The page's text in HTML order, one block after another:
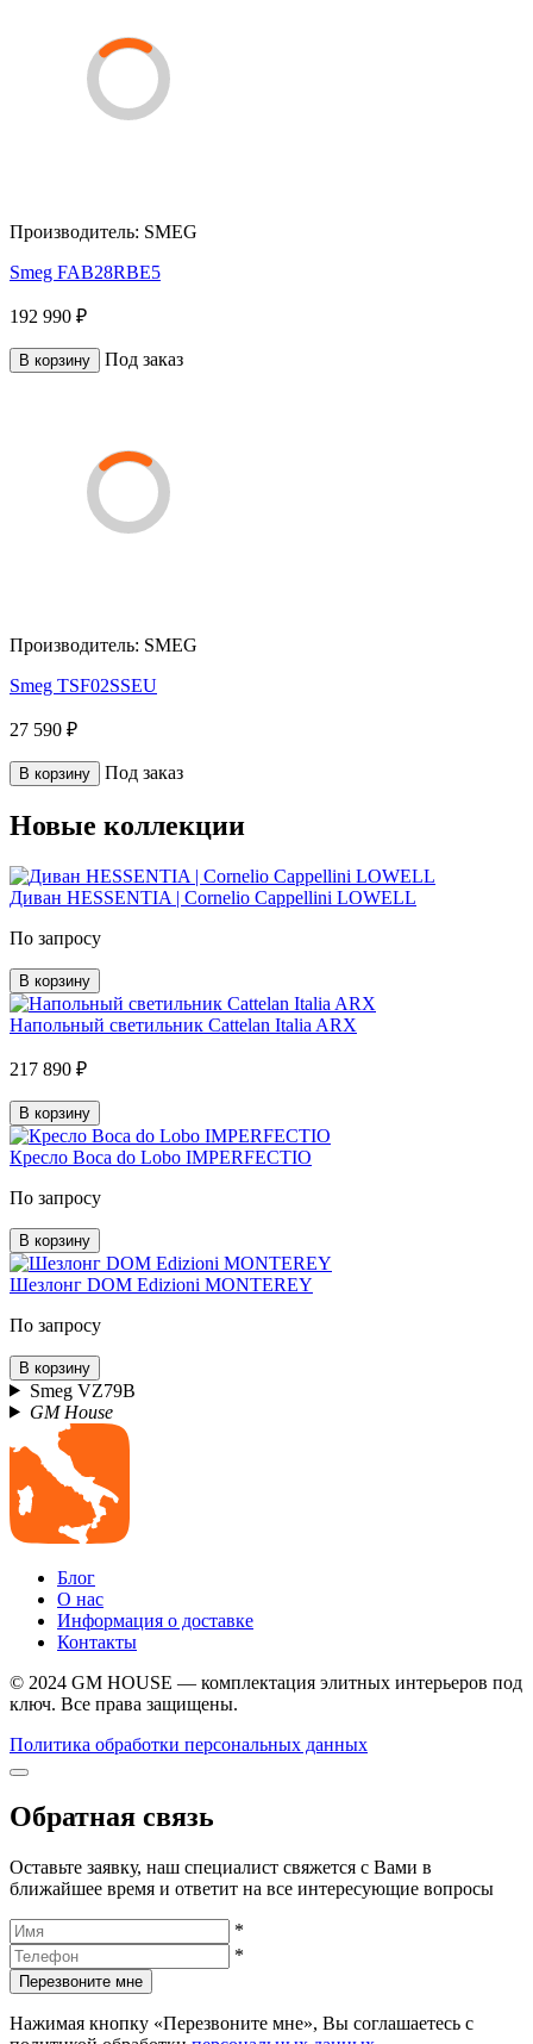
Производитель: SMEG
Smeg FAB28RBE5
192 990 ₽
В корзину Под заказ
Производитель: SMEG
Smeg TSF02SSEU
27 590 ₽
В корзину Под заказ
Новые коллекции
Диван HESSENTIA | Cornelio Cappellini LOWELL
По запросу
В корзину
Напольный светильник Cattelan Italia ARX
217 890 ₽
В корзину
Кресло Boca do Lobo IMPERFECTIO
По запросу
В корзину
Шезлонг DOM Edizioni MONTEREY
По запросу
В корзину
Smeg VZ79B
GM House
Блог
О нас
Информация о доставке
Контакты
© 2024 GM HOUSE — комплектация элитных интерьеров под
ключ. Все права защищены.
Политика обработки персональных данных
Обратная связь
Оставьте заявку, наш специалист свяжется с Вами в
ближайшее время и ответит на все интересующие вопросы
*
*
Перезвоните мне
Нажимая кнопку «Перезвоните мне», Вы соглашаетесь с